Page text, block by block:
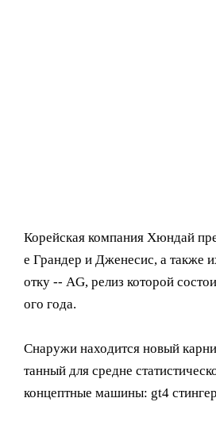
Корейская компания Хюндай
е Грандер и Дженесис, а также
отку -- AG, релиз которой
ого года.
Снаружи находится новый
танный для средне
концептные машины: gt4